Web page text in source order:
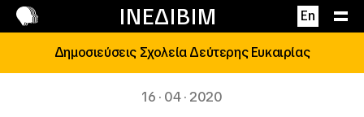
ΙΝΕΔΙΒΙΜ En
Επικοινωνία
Δημοσιεύσεις Σχολεία Δεύτερης Ευκαιρίας
16 · 04 · 2020